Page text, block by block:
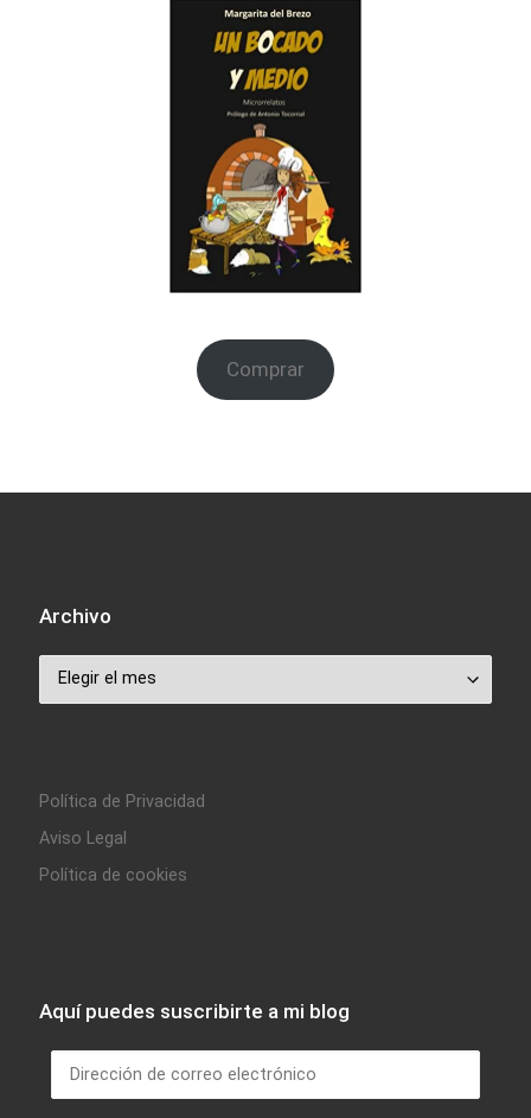
Comprar
Archivo
Archivo
Política de Privacidad
Aviso Legal
Política de cookies
Aquí puedes suscribirte a mi blog
Dirección de correo electrónico